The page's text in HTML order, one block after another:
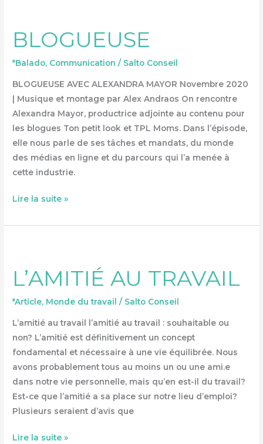
BLOGUEUSE
*Balado, Communication / Salto Conseil
BLOGUEUSE AVEC ALEXANDRA MAYOR Novembre 2020
| Musique et montage par Alex Andraos On rencontre
Alexandra Mayor, productrice adjointe au contenu pour
les blogues Ton petit look et TPL Moms. Dans l’épisode,
elle nous parle de ses tâches et mandats, du monde
des médias en ligne et du parcours qui l’a menée à
cette industrie.
Lire la suite »
L’AMITIÉ AU TRAVAIL
*Article, Monde du travail / Salto Conseil
L’amitié au travail l’amitié au travail : souhaitable ou
non? L’amitié est définitivement un concept
fondamental et nécessaire à une vie équilibrée. Nous
avons probablement tous au moins un ou une ami.e
dans notre vie personnelle, mais qu’en est-il du travail?
Est-ce que l’amitié a sa place sur notre lieu d’emploi?
Plusieurs seraient d’avis que
TRAVAIL
Lire la suite »